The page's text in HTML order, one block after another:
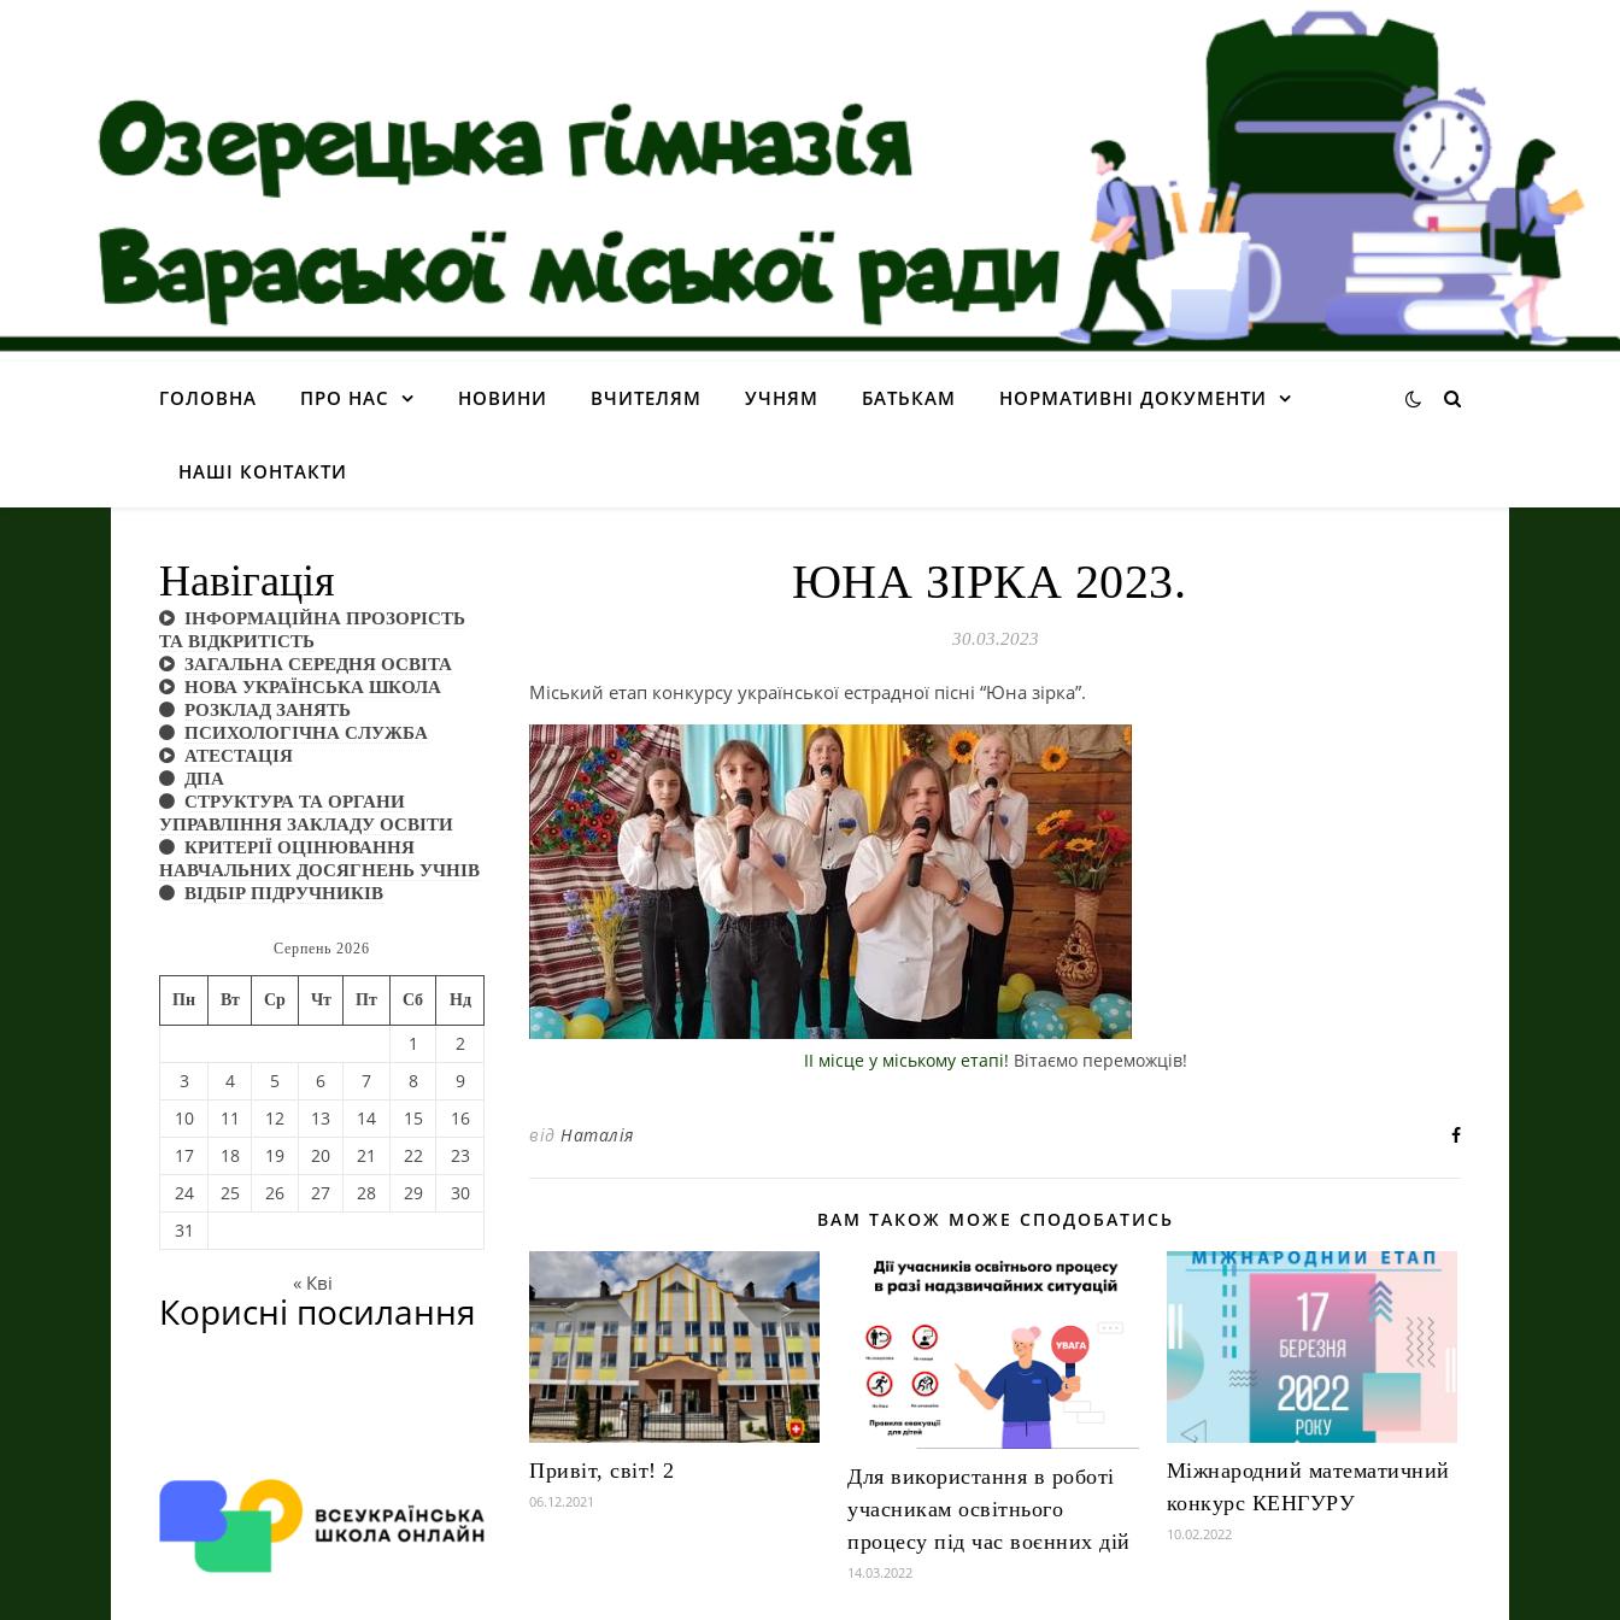
ГОЛОВНА ПРО НАС НОВИНИ ВЧИТЕЛЯМ УЧНЯМ БАТЬКАМ НОРМАТИВНІ ДОКУМЕНТИ
НАШІ КОНТАКТИ
Навігація
ІНФОРМАЦІЙНА ПРОЗОРІСТЬ
ТА ВІДКРИТІСТЬ
ЗАГАЛЬНА СЕРЕДНЯ ОСВІТА
НОВА УКРАЇНСЬКА ШКОЛА
РОЗКЛАД ЗАНЯТЬ
ПСИХОЛОГІЧНА СЛУЖБА
АТЕСТАЦІЯ
ДПА
СТРУКТУРА ТА ОРГАНИ
УПРАВЛІННЯ ЗАКЛАДУ ОСВІТИ
КРИТЕРІЇ ОЦІНЮВАННЯ
НАВЧАЛЬНИХ ДОСЯГНЕНЬ УЧНІВ
ВІДБІР ПІДРУЧНИКІВ
Серпень 2026
Пн Вт Ср Чт Пт Сб Нд
1
2
3
4 5 6 7 8
9
10
11 12 13 14 15
16
17
18 19 20 21 22
23
24
25 26 27 28 29
30
31
« Кві
Корисні посилання
ЮНА ЗІРКА 2023.
30.03.2023
Міський етап конкурсу української естрадної пісні “Юна зірка”.
ІІ місце у міському етапі! Вітаємо переможців!
від Наталія
ВАМ ТАКОЖ МОЖЕ СПОДОБАТИСЬ
Привіт, світ! 2
06.12.2021
Для використання в роботі
учасникам освітнього
процесу під час воєнних дій
14.03.2022
Міжнародний математичний
конкурс КЕНГУРУ
10.02.2022